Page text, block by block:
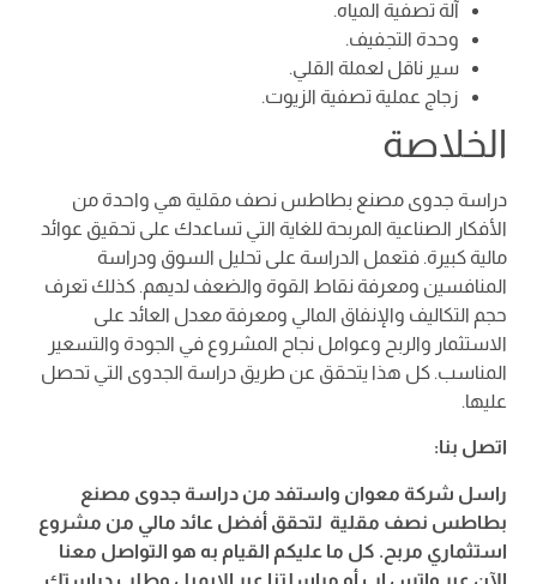
آلة تصفية المياه.
وحدة التجفيف.
سير ناقل لعملة القلي.
زجاج عملية تصفية الزيوت.
الخلاصة
دراسة جدوى مصنع بطاطس نصف مقلية هي واحدة من
الأفكار الصناعية المربحة للغاية التي تساعدك على تحقيق عوائد
مالية كبيرة. فتعمل الدراسة على تحليل السوق ودراسة
المنافسين ومعرفة نقاط القوة والضعف لديهم. كذلك تعرف
حجم التكاليف والإنفاق المالي ومعرفة معدل العائد على
الاستثمار والربح وعوامل نجاح المشروع في الجودة والتسعير
المناسب. كل هذا يتحقق عن طريق دراسة الجدوى التي تحصل
عليها.
اتصل بنا:
راسل شركة معوان واستفد من دراسة جدوى مصنع
بطاطس نصف مقلية لتحقق أفضل عائد مالي من مشروع
استثماري مربح. كل ما عليكم القيام به هو التواصل معنا
الآن عبر واتس اب أو مراسلتنا عبر الإيميل وطلب دراستك.